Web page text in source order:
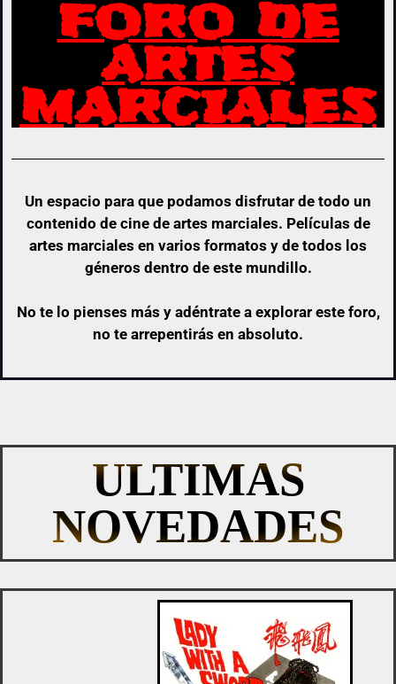
FORO DE
ARTES
MARCIALES
Un espacio para que podamos disfrutar de todo un
contenido de cine de artes marciales. Películas de
artes marciales en varios formatos y de todos los
géneros dentro de este mundillo.
No te lo pienses más y adéntrate a explorar este foro,
no te arrepentirás en absoluto.
ULTIMAS
NOVEDADES